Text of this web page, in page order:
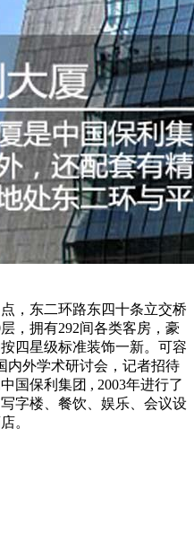
，东二环路东四十条立交桥
，拥有292间各类客房，豪
四星级标准装饰一新。可容
内外学术研讨会，记者招待
国保利集团 , 2003年进行了
字楼、餐饮、娱乐、会议设
。